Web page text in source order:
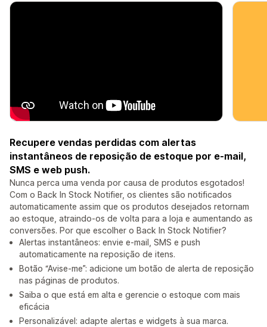
Recupere vendas perdidas com alertas
instantâneos de reposição de estoque por e-mail,
SMS e web push.
Nunca perca uma venda por causa de produtos esgotados!
Com o Back In Stock Notifier, os clientes são notificados
automaticamente assim que os produtos desejados retornam
ao estoque, atraindo-os de volta para a loja e aumentando as
conversões. Por que escolher o Back In Stock Notifier?
Alertas instantâneos: envie e-mail, SMS e push
automaticamente na reposição de itens.
Botão “Avise-me”: adicione um botão de alerta de reposição
nas páginas de produtos.
Saiba o que está em alta e gerencie o estoque com mais
eficácia
Personalizável: adapte alertas e widgets à sua marca.